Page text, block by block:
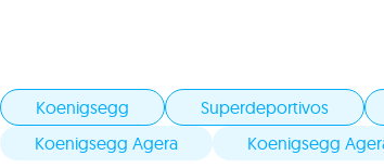
Koenigsegg Superdeportivos
Koenigsegg Agera
Koenigsegg